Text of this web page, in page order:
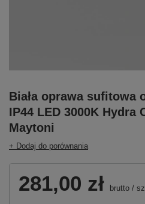
Biała oprawa sufitowa
IP44 LED 3000K Hydra
Maytoni
+ Dodaj do porównania
281,00 zł brutto /